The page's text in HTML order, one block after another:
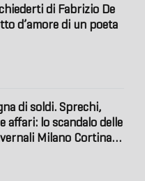
di Fabrizio De
d’amore di un poeta
di soldi. Sprechi,
affari: lo scandalo delle
Milano Cortina